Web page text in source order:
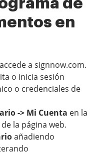
de
en
a signnow.com.
o inicia sesión
o credenciales de
-> Mi Cuenta en la
la página web.
añadiendo